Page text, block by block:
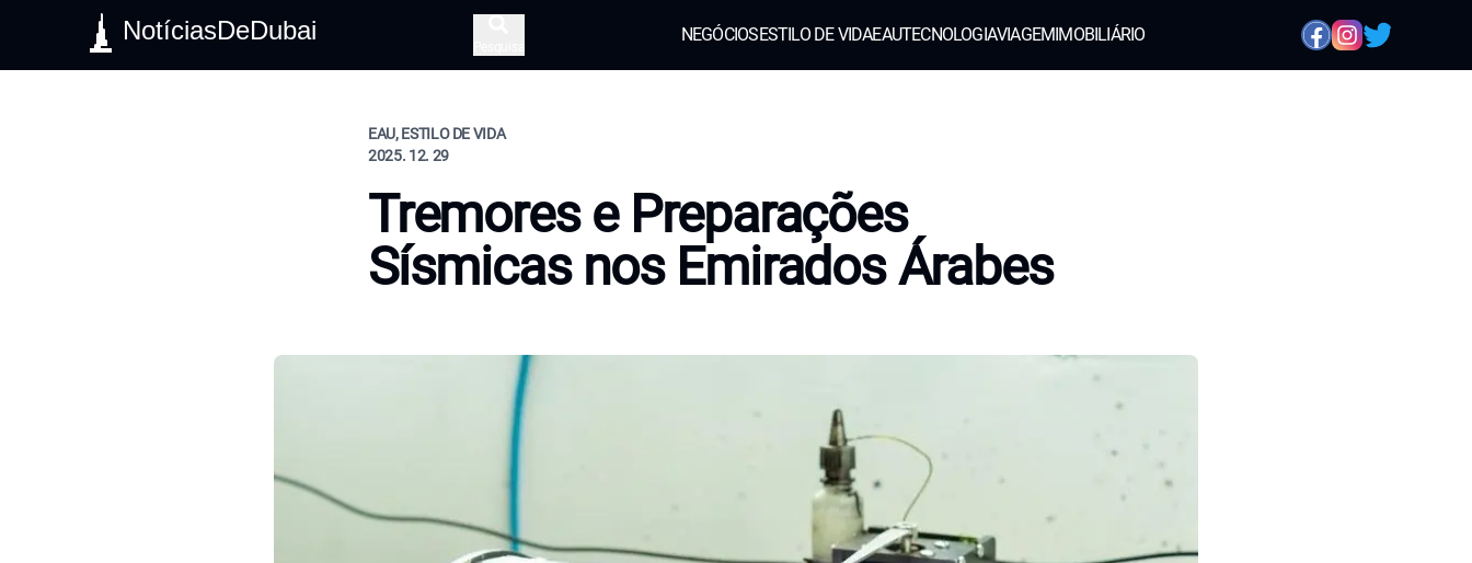
NotíciasDeDubai NEGÓCIOSESTILO DE VIDAEAUTECNOLOGIAVIAGEMIMOBILIÁRIO
EAU, ESTILO DE VIDA
2025. 12. 29
Tremores e Preparações
Sísmicas nos Emirados Árabes